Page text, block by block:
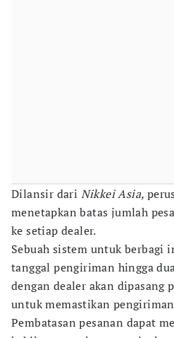
Dilansir dari Nikkei Asia,
menetapkan batas jumlah
ke setiap dealer.
Sebuah sistem untuk berbagi
tanggal pengiriman hingga
dengan dealer akan dipasang
untuk memastikan
Pembatasan pesanan dapat